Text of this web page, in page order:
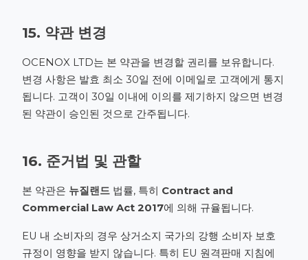
15. 약관 변경
OCENOX LTD는 본 약관을 변경할 권리를 보유합니다.
변경 사항은 발효 최소 30일 전에 이메일로 고객에게 통지
됩니다. 고객이 30일 이내에 이의를 제기하지 않으면 변경
된 약관이 승인된 것으로 간주됩니다.
16. 준거법 및 관할
본 약관은 뉴질랜드 법률, 특히 Contract and
Commercial Law Act 2017에 의해 규율됩니다.
EU 내 소비자의 경우 상거소지 국가의 강행 소비자 보호
규정이 영향을 받지 않습니다. 특히 EU 원격판매 지침에